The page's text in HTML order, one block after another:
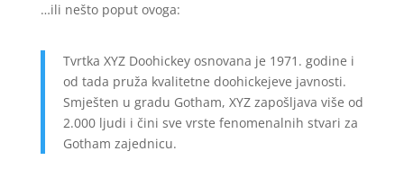
…ili nešto poput ovoga:
Tvrtka XYZ Doohickey osnovana je 1971. godine i
od tada pruža kvalitetne doohickejeve javnosti.
Smješten u gradu Gotham, XYZ zapošljava više od
2.000 ljudi i čini sve vrste fenomenalnih stvari za
Gotham zajednicu.